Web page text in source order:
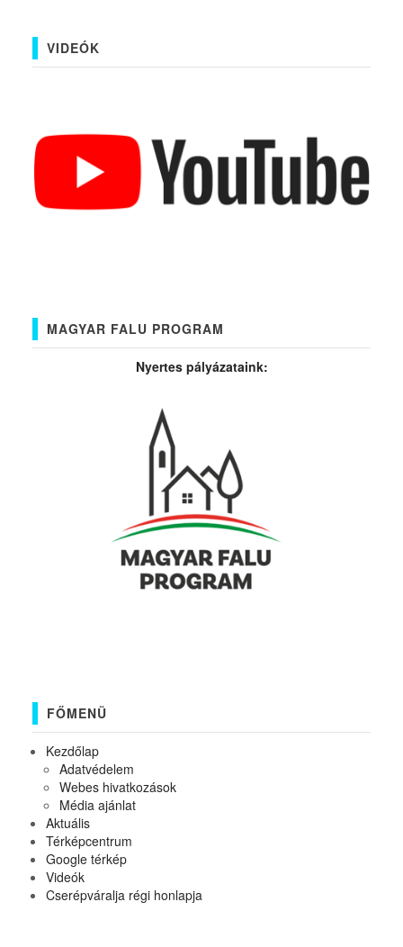
VIDEÓK
MAGYAR FALU PROGRAM
Nyertes pályázataink:
FŐMENÜ
Kezdőlap
Adatvédelem
Webes hivatkozások
Média ajánlat
Aktuális
Térképcentrum
Google térkép
Videók
Cserépváralja régi honlapja